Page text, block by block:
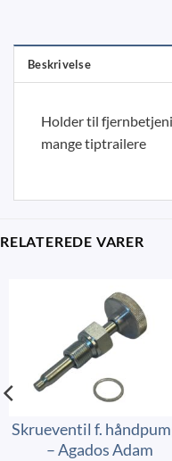
Beskrivelse
Holder til
mange tiptrailere
RELATEREDE VARER
Skrueventil f.
– Agados Adam